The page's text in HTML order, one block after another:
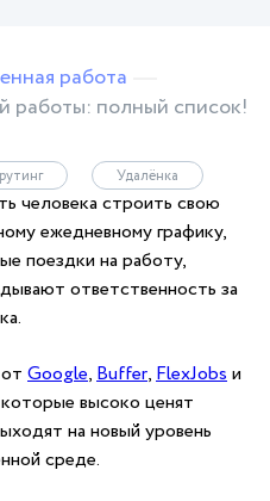
работа
работы: полный список!
Удалёнка
человека строить свою
ежедневному графику,
поездки на работу,
ответственность за
Google,Buffer,FlexJobsи
высоко ценят
на новый уровень
среде.